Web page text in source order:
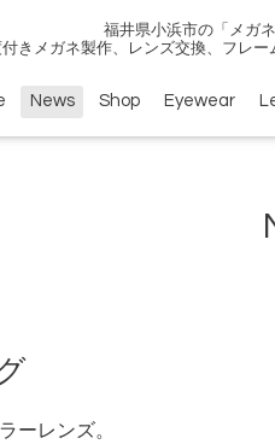
福井県小浜市の「メガ
付きメガネ製作、レンズ交換、フレー
News Shop Eyewear
ーレンズ。